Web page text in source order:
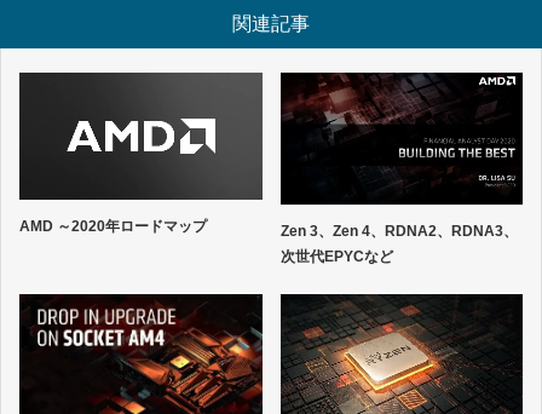
関連記事
AMD ～2020年ロードマップ
Zen 3、Zen 4、RDNA2、RDNA3、
次世代EPYCなど